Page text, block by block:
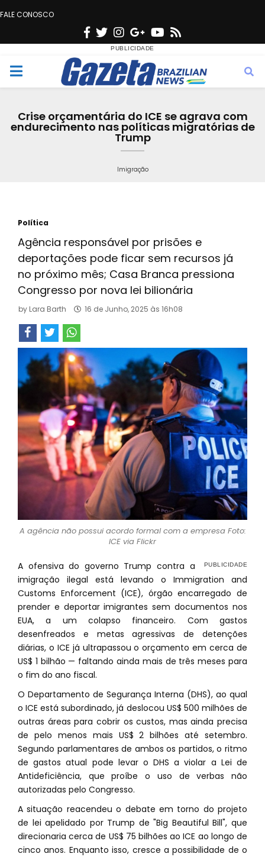
FALE CONOSCO
F
c
e
o
T
w
i
t
e
n
s
t
g
r
a
m
G
o
o
g
e
Y
u
t
b
s
M
n
Crise orçamentária do ICE se agrava com
endurecimento nas políticas migratórias de
Trump
Imigração
Política
Agência responsável por prisões e
deportações pode ficar sem recursos já
no próximo mês; Casa Branca pressiona
Congresso por nova lei bilionária
by Lara Barth 16 de Junho, 2025 às 16h08
A agência não possui acordo formal com a empresa Foto:
ICE via Flickr
A ofensiva do governo Trump contra a
imigração ilegal está levando o Immigration and
Customs Enforcement (ICE), órgão encarregado de
prender e deportar imigrantes sem documentos nos
EUA, a um colapso financeiro. Com gastos
desenfreados e metas agressivas de detenções
diárias, o ICE já ultrapassou o orçamento em cerca de
US$ 1 bilhão — faltando ainda mais de três meses para
o fim do ano fiscal.
O Departamento de Segurança Interna (DHS), ao qual
o ICE está subordinado, já deslocou US$ 500 milhões de
outras áreas para cobrir os custos, mas ainda precisa
de pelo menos mais US$ 2 bilhões até setembro.
Segundo parlamentares de ambos os partidos, o ritmo
de gastos atual pode levar o DHS a violar a Lei de
Antideficiência, que proíbe o uso de verbas não
autorizadas pelo Congresso.
A situação reacendeu o debate em torno do projeto
de lei apelidado por Trump de "Big Beautiful Bill", que
direcionaria cerca de US$ 75 bilhões ao ICE ao longo de
cinco anos. Enquanto isso, cresce a possibilidade de o